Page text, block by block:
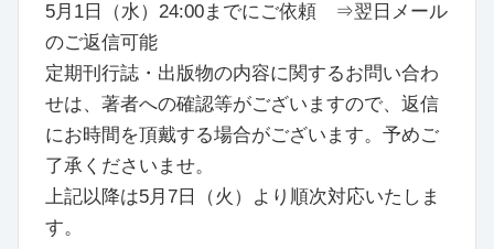
5月1日（水）24:00までにご依頼 ⇒翌日メール
のご返信可能
定期刊行誌・出版物の内容に関するお問い合わ
せは、著者への確認等がございますので、返信
にお時間を頂戴する場合がございます。予めご
了承くださいませ。
上記以降は5月7日（火）より順次対応いたしま
す。